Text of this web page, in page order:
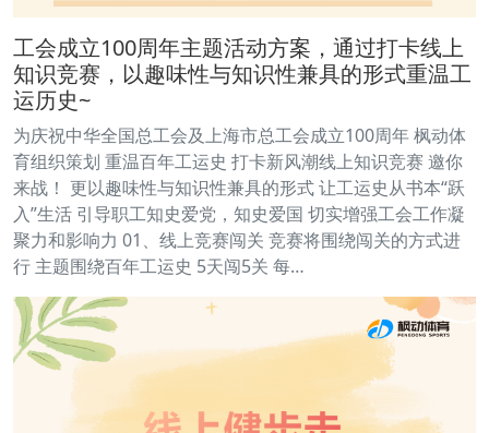
工会成立100周年主题活动方案，通过打卡线上
知识竞赛，以趣味性与知识性兼具的形式重温工
运历史~
为庆祝中华全国总工会及上海市总工会成立100周年 枫动体
育组织策划 重温百年工运史 打卡新风潮线上知识竞赛 邀你
来战！ 更以趣味性与知识性兼具的形式 让工运史从书本“跃
入”生活 引导职工知史爱党，知史爱国 切实增强工会工作凝
聚力和影响力 01、线上竞赛闯关 竞赛将围绕闯关的方式进
行 主题围绕百年工运史 5天闯5关 每…